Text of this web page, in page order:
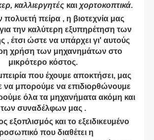
καλλιεργητέςκαι χορτοκοπτικά.
πείρα , η βιοτεχνία μας
την καλύτερη εξυπηρέτηση των
, έτσι ώστε να υπάρχει γι' αυτούς
χρήση των μηχανημάτων στο
μικρότερο κόστος.
που έχουμε αποκτήσει, μας
να μπορούμε να επιδιορθώνουμε
όλα τα μηχανήματα ακόμη και
των συναδέλφων μας .
εξοπλισμός και το εξειδικευμένο
που διαθέτει η